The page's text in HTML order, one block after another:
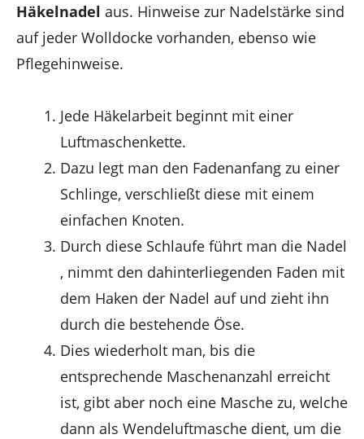
Häkelnadel aus. Hinweise zur Nadelstärke sind
auf jeder Wolldocke vorhanden, ebenso wie
Pflegehinweise.
Jede Häkelarbeit beginnt mit einer
Luftmaschenkette.
Dazu legt man den Fadenanfang zu einer
Schlinge, verschließt diese mit einem
einfachen Knoten.
Durch diese Schlaufe führt man die Nadel
, nimmt den dahinterliegenden Faden mit
dem Haken der Nadel auf und zieht ihn
durch die bestehende Öse.
Dies wiederholt man, bis die
entsprechende Maschenanzahl erreicht
ist, gibt aber noch eine Masche zu, welche
dann als Wendeluftmasche dient, um die